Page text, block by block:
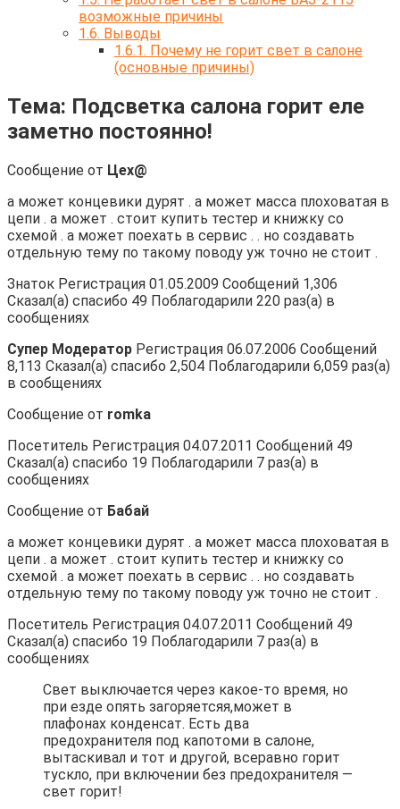
возможные причины
1.6. Выводы
1.6.1. Почему не горит свет в салоне
(основные причины)
Тема: Подсветка салона горит еле
заметно постоянно!
Сообщение от Цех@
а может концевики дурят . а может масса плоховатая в
цепи . а может . стоит купить тестер и книжку со
схемой . а может поехать в сервис . . но создавать
отдельную тему по такому поводу уж точно не стоит .
Знаток Регистрация 01.05.2009 Сообщений 1,306
Сказал(а) спасибо 49 Поблагодарили 220 раз(а) в
сообщениях
Супер Модератор Регистрация 06.07.2006 Сообщений
8,113 Сказал(а) спасибо 2,504 Поблагодарили 6,059 раз(а)
в сообщениях
Сообщение от romka
Посетитель Регистрация 04.07.2011 Сообщений 49
Сказал(а) спасибо 19 Поблагодарили 7 раз(а) в
сообщениях
Сообщение от Бабай
а может концевики дурят . а может масса плоховатая в
цепи . а может . стоит купить тестер и книжку со
схемой . а может поехать в сервис . . но создавать
отдельную тему по такому поводу уж точно не стоит .
Посетитель Регистрация 04.07.2011 Сообщений 49
Сказал(а) спасибо 19 Поблагодарили 7 раз(а) в
сообщениях
Свет выключается через какое-то время, но
при езде опять загоряетсяя,может в
плафонах конденсат. Есть два
предохранителя под капотоми в салоне,
вытаскивал и тот и другой, всеравно горит
тускло, при включении без предохранителя —
свет горит!